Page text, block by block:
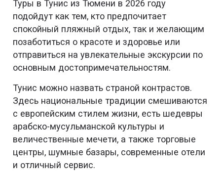
Туры в Тунис из Тюмени в 2026 году
подойдут как тем, кто предпочитает
спокойный пляжный отдых, так и желающим
позаботиться о красоте и здоровье или
отправиться на увлекательные экскурсии по
основным достопримечательностям.
Тунис можно назвать страной контрастов.
Здесь национальные традиции смешиваются
с европейским стилем жизни, есть шедевры
арабско-мусульманской культуры и
величественные мечети, а также торговые
центры, шумные базары, современные отели
и отличный сервис.